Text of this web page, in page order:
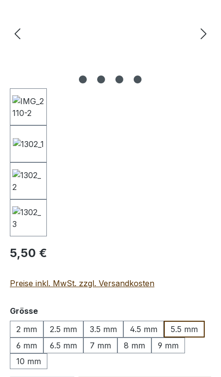
Regulärer Preis:
5,50 €
Preise inkl. MwSt. zzgl. Versandkosten
Grösseauswählen
2 mm
2.5 mm 3.5 mm 4.5 mm
5.5 mm
6 mm
6.5 mm 7 mm 8 mm
9 mm
10 mm